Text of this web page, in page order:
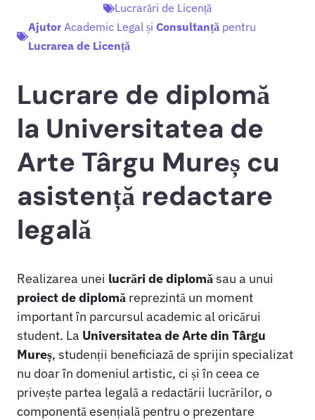
Lucrarări de Licență
Ajutor Academic Legal și Consultanță pentru
Lucrarea de Licență
Lucrare de diplomă
la Universitatea de
Arte Târgu Mureș cu
asistență redactare
legală
Realizarea unei lucrări de diplomăsau a unui
proiect de diplomă reprezintă un moment
important în parcursul academic al oricărui
student. La Universitatea de Arte din Târgu
Mureș, studenții beneficiază de sprijin specializat
nu doar în domeniul artistic, ci și în ceea ce
privește partea legală a redactării lucrărilor, o
componentă esențială pentru o prezentare